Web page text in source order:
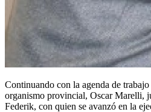
Continuando con la agenda de
organismo provincial, Oscar Marelli,
Federik, con quien se avanzó en la